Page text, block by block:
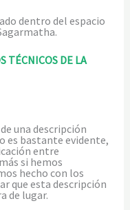
dentro del espacio
TÉCNICOS DE LA
una descripción
es bastante evidente,
entre
si hemos
hecho con los
que esta descripción
de lugar.